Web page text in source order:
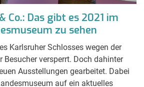
Co.: Das gibt es 2021 im
zu sehen
Karlsruher Schlosses wegen der
Besucher versperrt. Doch dahinter
Ausstellungen gearbeitet. Dabei
auf ein aktuelles